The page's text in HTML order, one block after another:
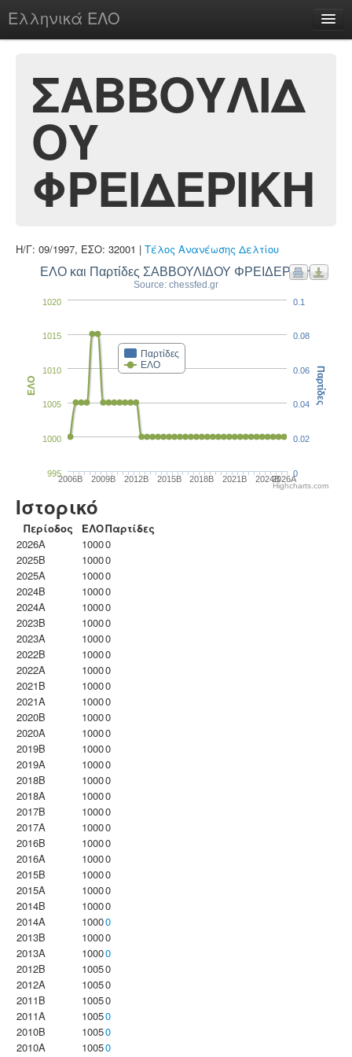
Ελληνικά ΕΛΟ
chesstu.be @ discord
Login
ΣΑΒΒΟΥΛΙΔ
ΟΥ
ΦΡΕΙΔΕΡΙΚΗ
Η/Γ: 09/1997, ΕΣΟ: 32001 | Τέλος Ανανέωσης Δελτίου
ΕΛΟ και Παρτίδες ΣΑΒΒΟΥΛΙΔΟΥ ΦΡΕΙΔΕΡΙΚΗ
Source: chessfed.gr
Παρτίδες
ΕΛΟ
2006B 2009B 2012B 2015B 2018B 2021B 2024B2026A
995
1000
1005
1010
1015
1020
ΕΛΟ
0
0.02
0.04
0.06
0.08
0.1
Παρτίδες
Highcharts.com
Ιστορικό
Περίοδος ΕΛΟΠαρτίδες
2026A
10000
2025B
10000
2025A
10000
2024B
10000
2024A
10000
2023B
10000
2023Α
10000
2022B
10000
2022A
10000
2021B
10000
2021A
10000
2020B
10000
2020A
10000
2019B
10000
2019A
10000
2018B
10000
2018A
10000
2017B
10000
2017A
10000
2016B
10000
2016A
10000
2015B
10000
2015A
10000
2014B
10000
2014A
10000
2013B
10000
2013A
10000
2012B
10050
2012A
10050
2011B
10050
2011A
10050
2010B
10050
2010A
10050